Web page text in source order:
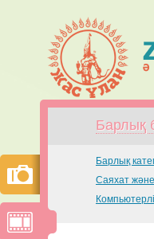
Барлық
Барлық
Саяхат